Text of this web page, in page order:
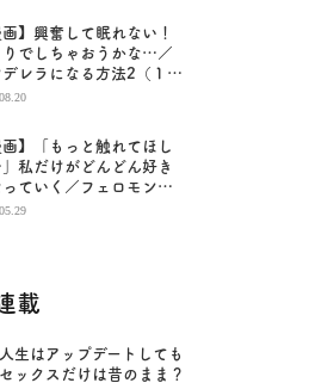
画】興奮して眠れない！
りでしちゃおうかな…／
デレラになる方法2（１
画】「もっと触れてほし
私だけがどんどん好き
っていく／フェロモンガ
3）
載
人生はアップデートしても
セックスだけは昔のまま？